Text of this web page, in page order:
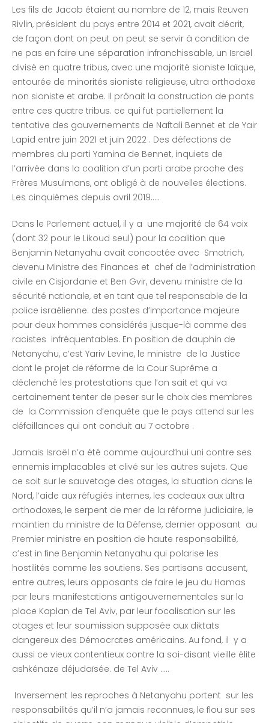
Les fils de Jacob étaient au nombre de 12, mais Reuven
Rivlin, président du pays entre 2014 et 2021, avait décrit,
de façon dont on peut on peut se servir à condition de
ne pas en faire une séparation infranchissable, un Israël
divisé en quatre tribus, avec une majorité sioniste laïque,
entourée de minorités sioniste religieuse, ultra orthodoxe
non sioniste et arabe. Il prônait la construction de ponts
entre ces quatre tribus. ce qui fut partiellement la
tentative des gouvernements de Naftali Bennet et de Yair
Lapid entre juin 2021 et juin 2022 . Des défections de
membres du parti Yamina de Bennet, inquiets de
l’arrivée dans la coalition d’un parti arabe proche des
Frères Musulmans, ont obligé à de nouvelles élections.
Les cinquièmes depuis avril 2019…..
Dans le Parlement actuel, il y a une majorité de 64 voix
(dont 32 pour le Likoud seul) pour la coalition que
Benjamin Netanyahu avait concoctée avec Smotrich,
devenu Ministre des Finances et chef de l’administration
civile en Cisjordanie et Ben Gvir, devenu ministre de la
sécurité nationale, et en tant que tel responsable de la
police israélienne: des postes d’importance majeure
pour deux hommes considérés jusque-là comme des
racistes infréquentables. En position de dauphin de
Netanyahu, c’est Yariv Levine, le ministre de la Justice
dont le projet de réforme de la Cour Suprême a
déclenché les protestations que l’on sait et qui va
certainement tenter de peser sur le choix des membres
de la Commission d’enquête que le pays attend sur les
défaillances qui ont conduit au 7 octobre .
Jamais Israël n’a été comme aujourd’hui uni contre ses
ennemis implacables et clivé sur les autres sujets. Que
ce soit sur le sauvetage des otages, la situation dans le
Nord, l’aide aux réfugiés internes, les cadeaux aux ultra
orthodoxes, le serpent de mer de la réforme judiciaire, le
maintien du ministre de la Défense, dernier opposant au
Premier ministre en position de haute responsabilité,
c’est in fine Benjamin Netanyahu qui polarise les
hostilités comme les soutiens. Ses partisans accusent,
entre autres, leurs opposants de faire le jeu du Hamas
par leurs manifestations antigouvernementales sur la
place Kaplan de Tel Aviv, par leur focalisation sur les
otages et leur soumission supposée aux diktats
dangereux des Démocrates américains. Au fond, il y a
aussi ce vieux contentieux contre la soi-disant vieille élite
ashkénaze déjudaïsée. de Tel Aviv …..
Inversement les reproches à Netanyahu portent sur les
responsabilités qu’il n’a jamais reconnues, le flou sur ses